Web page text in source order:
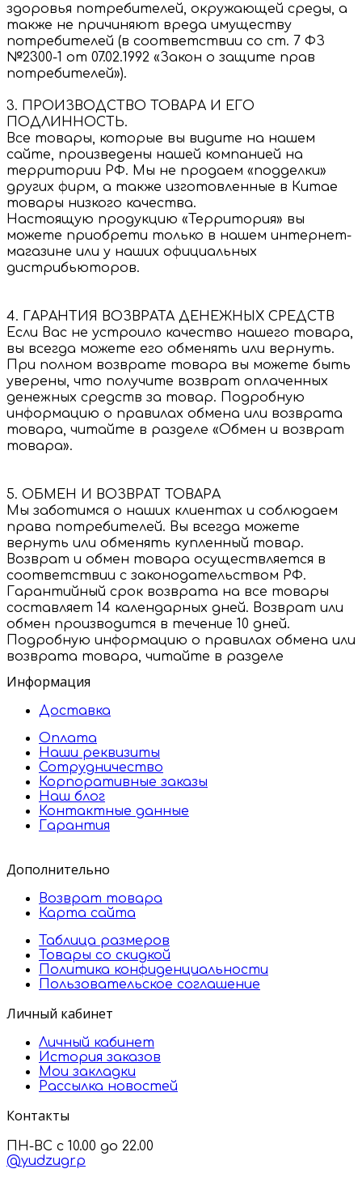
здоровья потребителей, окружающей среды, а
также не причиняют вреда имуществу
потребителей (в соответствии со ст. 7 ФЗ
№2300-1 от 07.02.1992 «Закон о защите прав
потребителей»).
3. ПРОИЗВОДСТВО ТОВАРА И ЕГО
ПОДЛИННОСТЬ.
Все товары, которые вы видите на нашем
сайте, произведены нашей компанией на
территории РФ. Мы не продаем «подделки»
других фирм, а также изготовленные в Китае
товары низкого качества.
Настоящую продукцию «Территория» вы
можете приобрети только в нашем интернет-
магазине или у наших официальных
дистрибьюторов.
4. ГАРАНТИЯ ВОЗВРАТА ДЕНЕЖНЫХ СРЕДСТВ
Если Вас не устроило качество нашего товара,
вы всегда можете его обменять или вернуть.
При полном возврате товара вы можете быть
уверены, что получите возврат оплаченных
денежных средств за товар. Подробную
информацию о правилах обмена или возврата
товара, читайте в разделе «Обмен и возврат
товара».
5. ОБМЕН И ВОЗВРАТ ТОВАРА
Мы заботимся о наших клиентах и соблюдаем
права потребителей. Вы всегда можете
вернуть или обменять купленный товар.
Возврат и обмен товара осуществляется в
соответствии с законодательством РФ.
Гарантийный срок возврата на все товары
составляет 14 календарных дней. Возврат или
обмен производится в течение 10 дней.
Подробную информацию о правилах обмена или
возврата товара, читайте в разделе
Информация
Доставка
Оплата
Наши реквизиты
Сотрудничество
Корпоративные заказы
Наш блог
Контактные данные
Гарантия
Дополнительно
Возврат товара
Карта сайта
Таблица размеров
Товары со скидкой
Политика конфиденциальности
Пользовательское соглашение
Личный кабинет
Личный кабинет
История заказов
Мои закладки
Рассылка новостей
Контакты
ПН-ВС с 10.00 до 22.00
@yudzugrp